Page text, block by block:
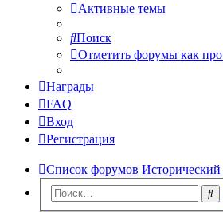
Активные темы
Поиск
Отметить форумы как
Награды
FAQ
Вход
Регистрация
Список форумов Исторический